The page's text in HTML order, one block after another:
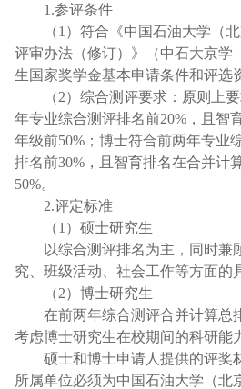
1.参评条件
（1）符合 《中国石油大学（
评审办法（修订）》（中石大京学
生国家奖学金基本申请条件和评选
（2）综合测评要求：原则上
年专业综合测评排名前20% ，且智
年级前50%；博士符合前两年专业
排名前30% ，且智育排名在合并计
50%。
2.评定标准
（1）硕士研究生
以综合测评排名为主，同时兼
究、班级活动、社会工作等方面的
（2）博士研究生
在前两年综合测评合并计算总
考虑博士研究生在校期间的科研能
硕士和博士申请人提供的评奖
所属单位必须为中国石油大学（北